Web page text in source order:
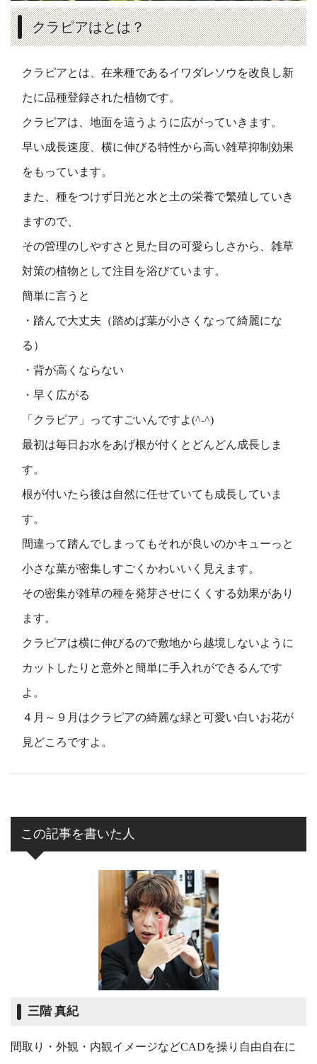
クラピアはとは？
クラピアとは、在来種であるイワダレソウを改良し新
たに品種登録された植物です。
クラピアは、地面を這うように広がっていきます。
早い成長速度、横に伸びる特性から高い雑草抑制効果
をもっています。
また、種をつけず日光と水と土の栄養で繁殖していき
ますので、
その管理のしやすさと見た目の可愛らしさから、雑草
対策の植物として注目を浴びています。
簡単に言うと
・踏んで大丈夫（踏めば葉が小さくなって綺麗にな
る）
・背が高くならない
・早く広がる
「クラピア」ってすごいんですよ(^-^)
最初は毎日お水をあげ根が付くとどんどん成長しま
す。
根が付いたら後は自然に任せていても成長していま
す。
間違って踏んでしまってもそれが良いのかキューっと
小さな葉が密集しすごくかわいいく見えます。
その密集が雑草の種を発芽させにくくする効果があり
ます。
クラピアは横に伸びるので敷地から越境しないように
カットしたりと意外と簡単に手入れができるんです
よ。
４月～９月はクラピアの綺麗な緑と可愛い白いお花が
見どころですよ。
この記事を書いた人
三階 真紀
間取り・外観・内観イメージなどCADを操り自由自在に